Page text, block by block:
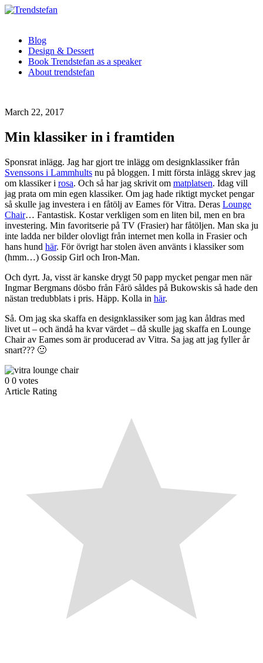
Blog
Design & Dessert
Book Trendstefan as a speaker
About trendstefan
March 22, 2017
Min klassiker in i framtiden
Sponsrat inlägg. Jag har gjort tre inlägg om designklassiker från
Svenssons i Lammhults nu på bloggen. I mitt första inlägg skrev jag
om klassiker i rosa. Och så har jag skrivit om matplatsen. Idag vill
jag prata om min egen klassiker. Om jag hade riktigt mycket pengar
så skulle jag investera i en fåtölj av Eames för Vitra. Deras Lounge
Chair… Fantastisk. Kostar verkligen som en liten bil, men en bra
investering. Min favoritserie på TV (Frasier) har fåtöljen. Man ska ju
inte ladda ner bilder olovligt från internet men kolla in Frasier och
hans hund här. För övrigt har stolen även använts i klassiker som
(hmm…) Gossip Girl och Iron-Man.
Och dyrt. Ja, visst är kanske drygt 50 papp mycket pengar men när
Ingmar Bergmans dösbo från Fårö såldes på Bukowskis så hade den
nästan tredubblats i pris. Häpp. Kolla in här.
Så. Om jag ska skaffa en designklassiker som jag kan åldras med
livet ut – och ändå ha kvar värdet – då skulle jag skaffa en Lounge
Chair av Eames som är producerad av Vitra. Sa jag att jag fyller år
snart??? 🙂
0 0 votes
Article Rating